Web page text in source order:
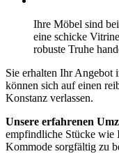
Ihre Möbel sind
eine schicke
robuste Truhe
Sie erhalten Ihr Angebot
können sich auf einen
Konstanz verlassen.
Unsere erfahrenen
empfindliche Stücke wie
Kommode sorgfältig zu